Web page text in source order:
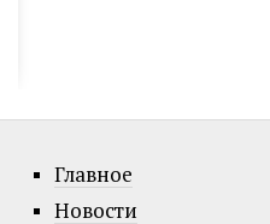
Главное
Новости